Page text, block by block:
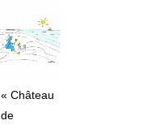
« Château
de